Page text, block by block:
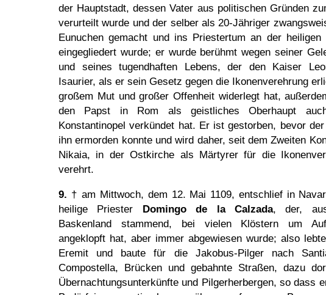
der Hauptstadt, dessen Vater aus politischen Gründen
verurteilt wurde und der selber als 20-Jähriger
Eunuchen gemacht und ins Priestertum an der heiligen
eingegliedert wurde; er wurde berühmt wegen seiner
und seines tugendhaften Lebens, der den Kaiser
Isaurier, als er sein Gesetz gegen die Ikonenverehrung
großem Mut und großer Offenheit widerlegt hat,
den Papst in Rom als geistliches Oberhaupt
Konstantinopel verkündet hat. Er ist gestorben, bevor
ihn ermorden konnte und wird daher, seit dem Zweiten
Nikaia, in der Ostkirche als Märtyrer für die
verehrt.
9. † am Mittwoch, dem 12. Mai 1109, entschlief in
heilige Priester Domingo de la Calzada, der,
Baskenland stammend, bei vielen Klöstern um
angeklopft hat, aber immer abgewiesen wurde; also
Eremit und baute für die Jakobus-Pilger nach
Compostella, Brücken und gebahnte Straßen, dazu
Übernachtungsunterkünfte und Pilgerherbergen, so dass